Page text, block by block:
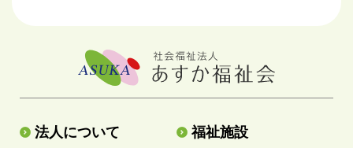
法人について 福祉施設